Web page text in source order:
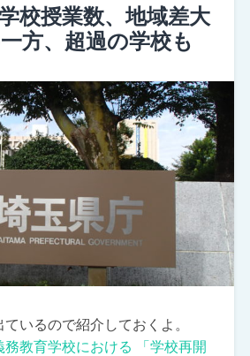
校授業数、地域差大
方、超過の学校も
いるので紹介しておくよ。
務教育学校における 「学校再開